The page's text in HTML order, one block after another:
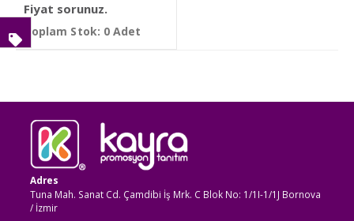
Fiyat sorunuz.
Toplam Stok: 0 Adet
Adres
Tuna Mah. Sanat Cd. Çamdibi İş Mrk. C Blok No: 1/1I-1/1J Bornova
/ İzmir